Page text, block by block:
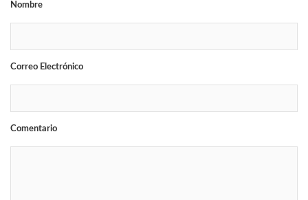
Nombre
Correo Electrónico
Comentario